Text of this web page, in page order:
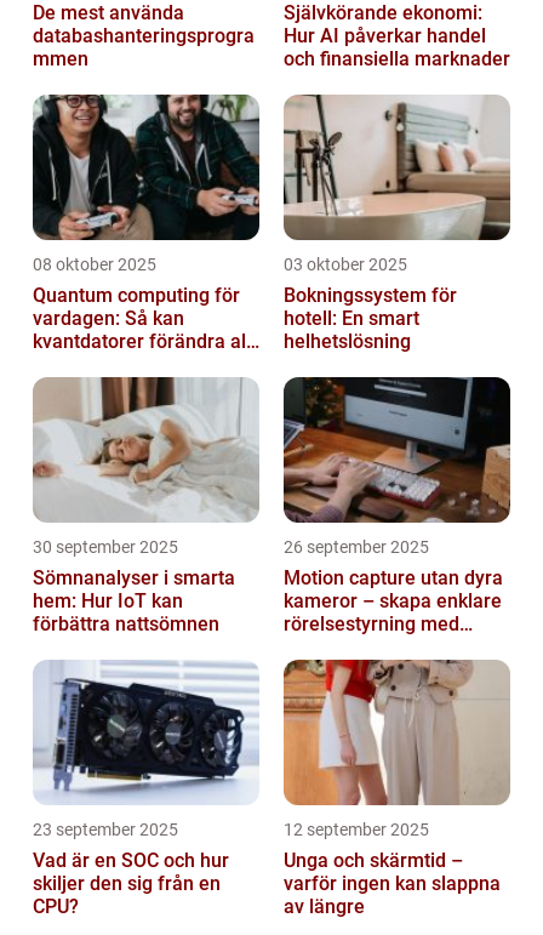
De mest använda
databashanteringsprogra
mmen
Självkörande ekonomi:
Hur AI påverkar handel
och finansiella marknader
08 oktober 2025
Quantum computing för
vardagen: Så kan
kvantdatorer förändra allt
03 oktober 2025
Bokningssystem för
hotell: En smart
helhetslösning
30 september 2025
Sömnanalyser i smarta
hem: Hur IoT kan
förbättra nattsömnen
26 september 2025
Motion capture utan dyra
kameror – skapa enklare
rörelsestyrning med
23 september 2025
Vad är en SOC och hur
skiljer den sig från en
CPU?
12 september 2025
Unga och skärmtid –
varför ingen kan slappna
av längre